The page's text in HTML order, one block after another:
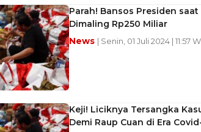
Parah! Bansos Presiden
Dimaling Rp250 Miliar
News | Senin, 01 Juli 2024 | 11:57
Keji! Liciknya Tersangka
Demi Raup Cuan di Era